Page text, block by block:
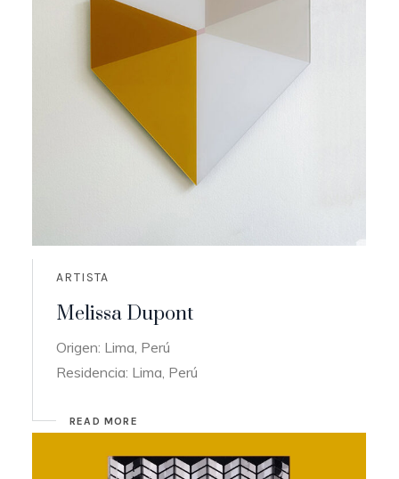
ARTISTA
Melissa Dupont
Origen: Lima, Perú
Residencia: Lima, Perú
READ MORE